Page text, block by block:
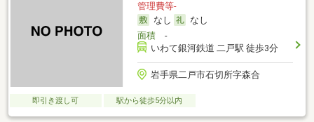
管理費等-
なし
なし
面積-
いわて銀河鉄道 二戸駅 徒歩3分
岩手県二戸市石切所字森合
即引き渡し可 駅から徒歩5分以内